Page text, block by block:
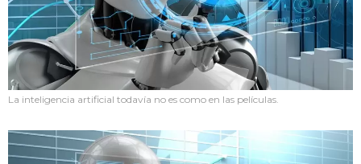
La inteligencia artificial todavía no es como en las películas.